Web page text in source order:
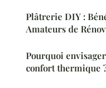
Plâtrerie DIY :
Amateurs de
Pourquoi
confort thermique